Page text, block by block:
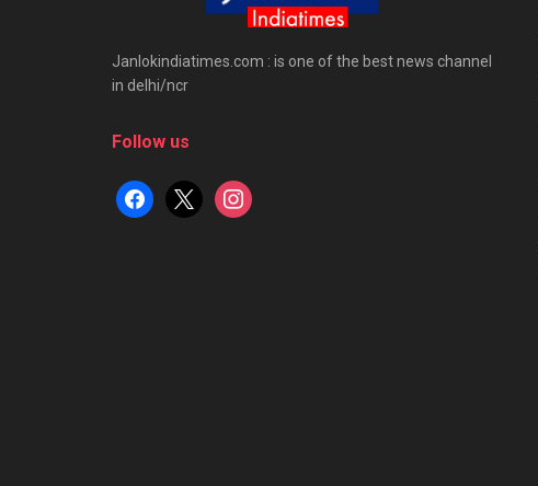
Janlokindiatimes.com : is one of the best news channel
in delhi/ncr
Follow us
facebook
x instagram